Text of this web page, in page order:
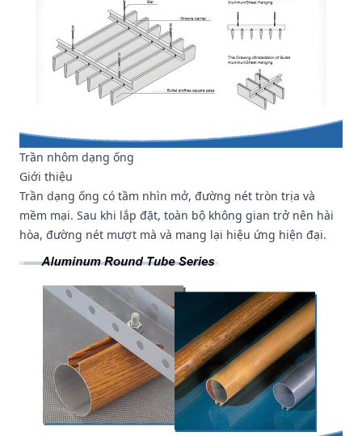
Trần nhôm dạng ống
Giới thiệu
Trần dạng ống có tầm nhìn mở, đường nét tròn trịa và
mềm mại. Sau khi lắp đặt, toàn bộ không gian trở nên hài
hòa, đường nét mượt mà và mang lại hiệu ứng hiện đại.